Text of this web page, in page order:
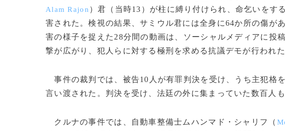
Alam Rajon ）君（当時13）が柱に縛り付けられ、命乞いをす
害された。検視の結果、サミウル君には全身に64か所の傷が
害の様子を捉えた28分間の動画は、ソーシャルメディアに投
撃が広がり、犯人らに対する極刑を求める抗議デモが行われた
事件の裁判では、被告10人が有罪判決を受け、うち主犯格
言い渡された。判決を受け、法廷の外に集まっていた数百人
クルナの事件では、自動車整備士ムハンマド・シャリフ（